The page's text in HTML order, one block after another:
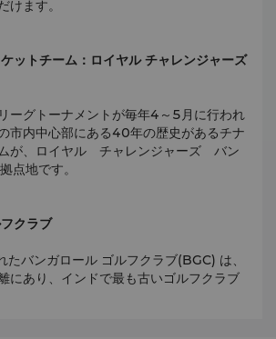
けます。
ットチーム：ロイヤル チャレンジャーズ
ーグトーナメントが毎年4～5月に行われ
市内中心部にある40年の歴史があるチナ
が、ロイヤル チャレンジャーズ バン
点地です。
クラブ
バンガロール ゴルフクラブ(BGC) は、
にあり、インドで最も古いゴルフクラブ